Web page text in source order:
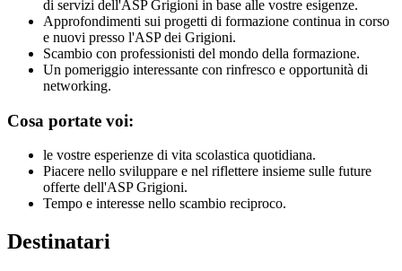
di servizi dell'ASP Grigioni in base alle vostre esigenze.
Approfondimenti sui progetti di formazione continua in corso
e nuovi presso l'ASP dei Grigioni.
Scambio con professionisti del mondo della formazione.
Un pomeriggio interessante con rinfresco e opportunità di
networking.
Cosa portate voi:
le vostre esperienze di vita scolastica quotidiana.
Piacere nello sviluppare e nel riflettere insieme sulle future
offerte dell'ASP Grigioni.
Tempo e interesse nello scambio reciproco.
Destinatari